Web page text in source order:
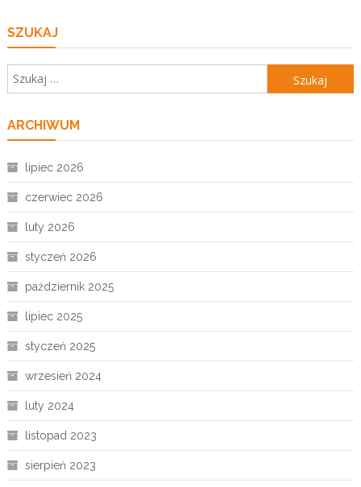
SZUKAJ
ARCHIWUM
lipiec 2026
czerwiec 2026
luty 2026
styczeń 2026
październik 2025
lipiec 2025
styczeń 2025
wrzesień 2024
luty 2024
listopad 2023
sierpień 2023